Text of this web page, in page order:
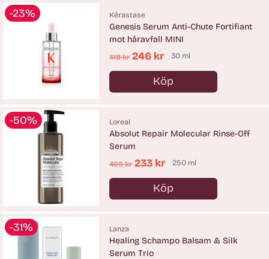
-23% Kérastase
Genesis Serum Anti-Chute Fortifiant
mot håravfall MINI
Ordinarie
pris
318 kr 246 kr 30 ml
Köp
Antal
-50% Loreal
Absolut Repair Molecular Rinse-Off
Serum
Ordinarie
pris
466 kr 233 kr 250 ml
Köp
Antal
-31% Lanza
Healing Schampo Balsam & Silk
Serum Trio